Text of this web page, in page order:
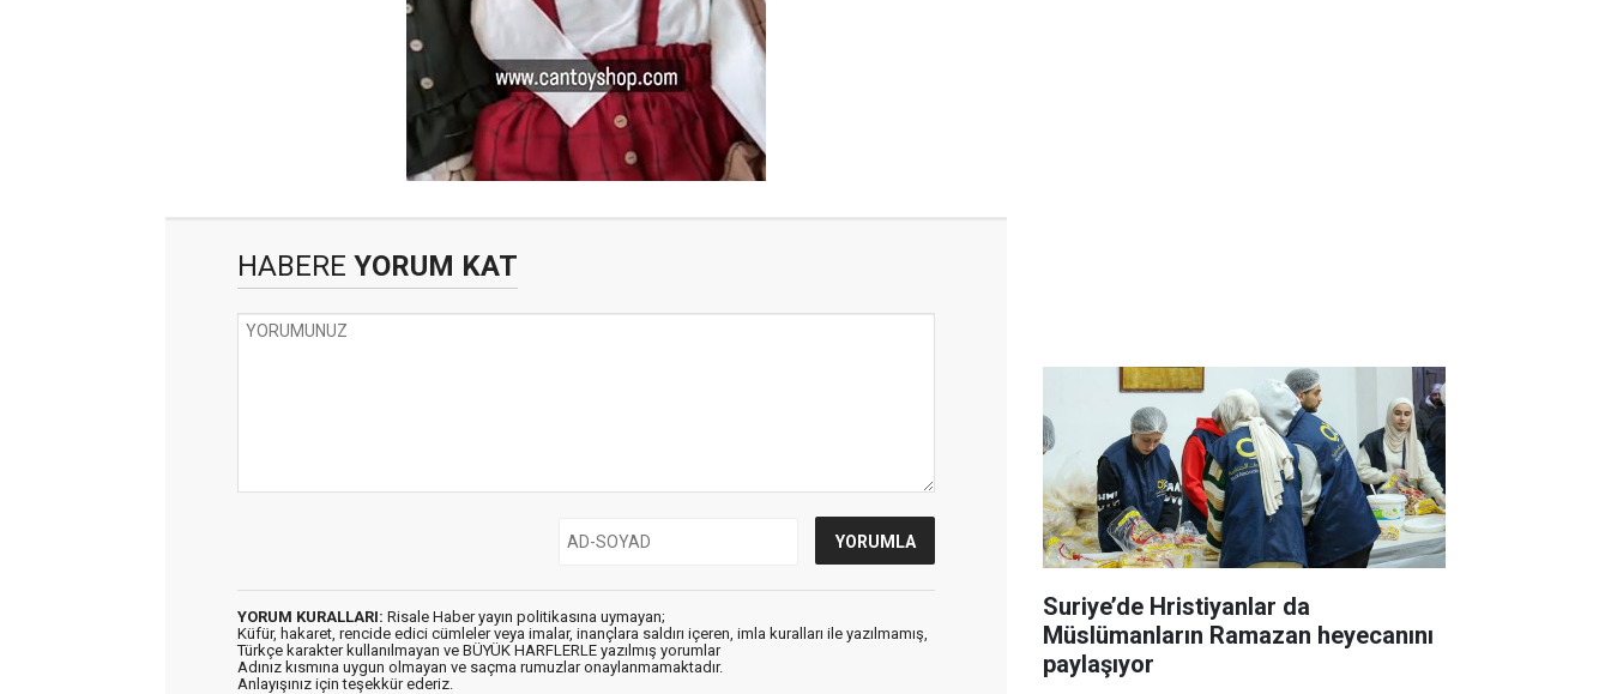
HABERE YORUM KAT
YORUM KURALLARI: Risale Haber yayın politikasına uymayan;
Küfür, hakaret, rencide edici cümleler veya imalar, inançlara saldırı içeren, imla kuralları ile yazılmamış,
Türkçe karakter kullanılmayan ve BÜYÜK HARFLERLE yazılmış yorumlar
Adınız kısmına uygun olmayan ve saçma rumuzlar onaylanmamaktadır.
Anlayışınız için teşekkür ederiz.
Suriye’de Hristiyanlar da
Müslümanların Ramazan heyecanını
paylaşıyor